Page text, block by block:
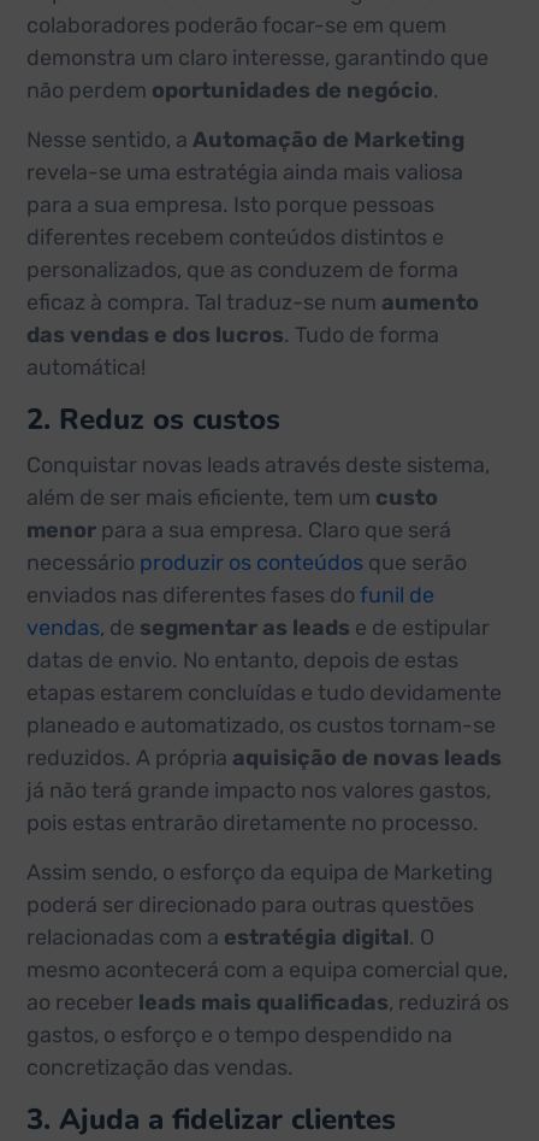
colaboradores poderão focar-se em quem
demonstra um claro interesse, garantindo que
não perdem oportunidades de negócio.
Nesse sentido, aAutomação de Marketing
revela-se uma estratégia ainda mais valiosa
para a sua empresa. Isto porque pessoas
diferentes recebem conteúdos distintos e
personalizados, que as conduzem de forma
eficaz à compra. Tal traduz-se num aumento
das vendas e dos lucros. Tudo de forma
automática!
2. Reduz os custos
Conquistar novas leads através deste sistema,
além de ser mais eficiente, tem um custo
menor para a sua empresa. Claro que será
necessário produzir os conteúdos que serão
enviados nas diferentes fases dofunil de
vendas, de segmentar as leads e de estipular
datas de envio. No entanto, depois de estas
etapas estarem concluídas e tudo devidamente
planeado e automatizado, os custos tornam-se
reduzidos. A própria aquisição de novas leads
já não terá grande impacto nos valores gastos,
pois estas entrarão diretamente no processo.
Assim sendo, o esforço da equipa de Marketing
poderá ser direcionado para outras questões
relacionadas com a estratégia digital. O
mesmo acontecerá com a equipa comercial que,
ao receber leads mais qualificadas, reduzirá os
gastos, o esforço e o tempo despendido na
concretização das vendas.
3. Ajuda a fidelizar clientes